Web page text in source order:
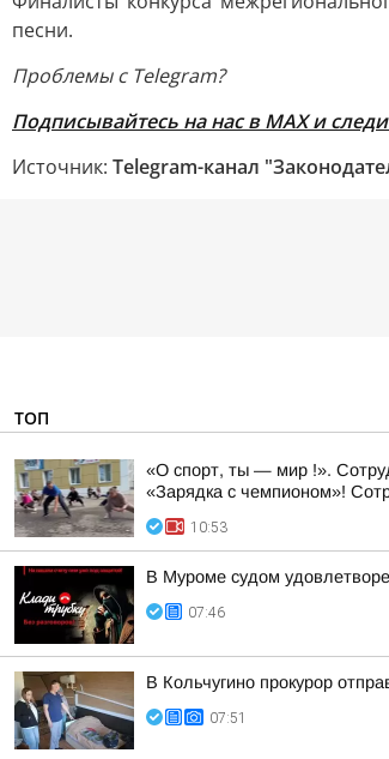
песни.
Проблемы с Telegram?
Подписывайтесь на нас в MAX и
Источник: Telegram-канал
ТОП
«О спорт, ты — мир !».
«Зарядка с чемпионом»!
10:53
В Муроме судом
07:46
В Кольчугино прокурор
07:51